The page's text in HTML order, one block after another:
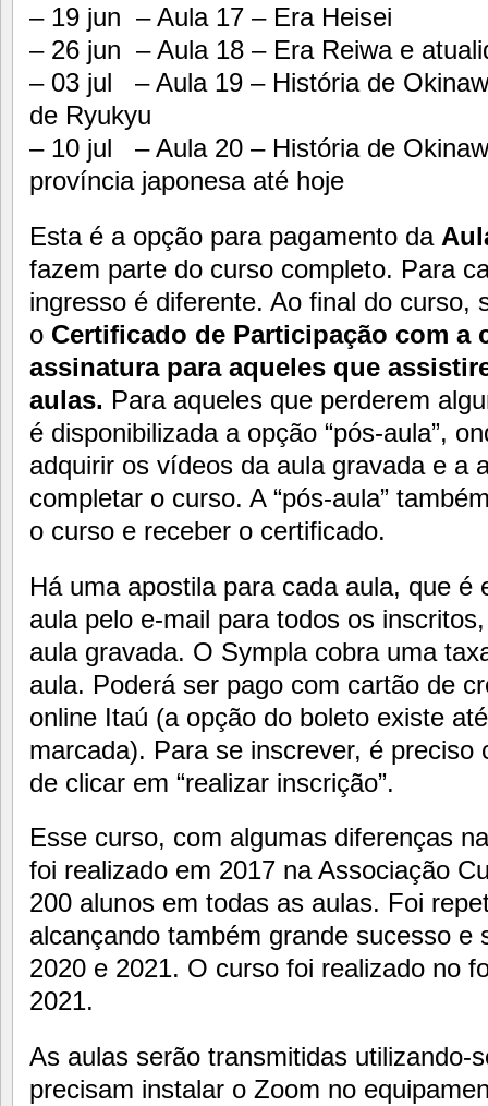
– 19 jun – Aula 17 – Era Heisei
– 26 jun – Aula 18 – Era Reiwa e
– 03 jul – Aula 19 – História de
de Ryukyu
– 10 jul – Aula 20 – História de
província japonesa até hoje
Esta é a opção para pagamento da
fazem parte do curso completo. Para
ingresso é diferente. Ao final do curso,
o Certificado de Participação com a
assinatura para aqueles que
aulas. Para aqueles que perderem
é disponibilizada a opção “pós-aula”,
adquirir os vídeos da aula gravada e a
completar o curso. A “pós-aula”
o curso e receber o certificado.
Há uma apostila para cada aula, que é
aula pelo e-mail para todos os
aula gravada. O Sympla cobra uma
aula. Poderá ser pago com cartão de
online Itaú (a opção do boleto existe
marcada). Para se inscrever, é preciso
de clicar em “realizar inscrição”.
Esse curso, com algumas diferenças
foi realizado em 2017 na Associação
200 alunos em todas as aulas. Foi
alcançando também grande sucesso e
2020 e 2021. O curso foi realizado no
2021.
As aulas serão transmitidas utilizando-
precisam instalar o Zoom no